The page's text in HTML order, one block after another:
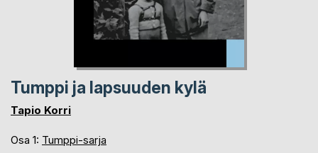
Tumppi ja lapsuuden kylä
Tapio Korri
Osa 1: Tumppi-sarja